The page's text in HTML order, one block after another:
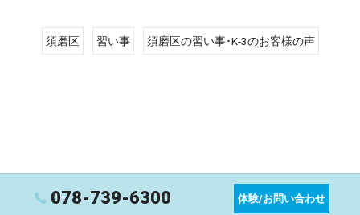
須磨区 習い事 須磨区の習い事･K-3のお客様の声
078-739-6300 体験/お問い合わせ